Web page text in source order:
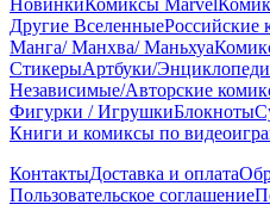
Другие ВселенныеРоссийские
Манга/ Манхва/ Маньхуа
СтикерыАртбуки/
Независимые/Авторские
Фигурки / ИгрушкиБлокноты
Книги и комиксы по
КонтактыДоставка и оплата
Пользовательское соглашение